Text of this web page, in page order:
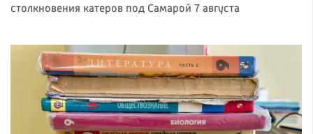
столкновения катеров под Самарой 7 августа